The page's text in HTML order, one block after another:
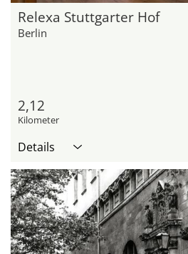
Relexa Stuttgarter Hof
Berlin
2,12
Kilometer
Details